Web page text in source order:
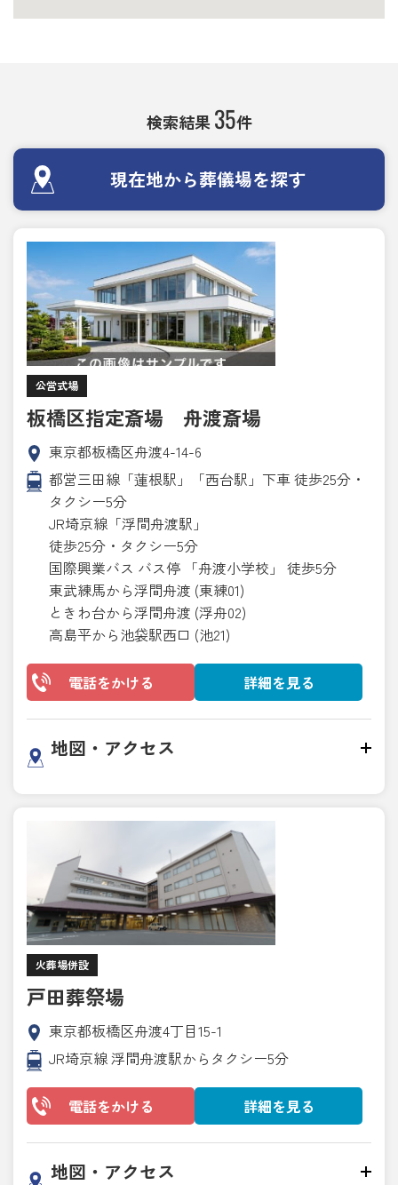
検索結果 35件
現在地から葬儀場を探す
公営式場
板橋区指定斎場 舟渡斎場
東京都板橋区舟渡4-14-6
都営三田線「蓮根駅」「西台駅」下車 徒歩25分・
タクシー5分
JR埼京線「浮間舟渡駅」
徒歩25分・タクシー5分
国際興業バス バス停 「舟渡小学校」 徒歩5分
東武練馬から浮間舟渡 (東練01)
ときわ台から浮間舟渡 (浮舟02)
高島平から池袋駅西口 (池21)
電話をかける 詳細を見る
地図・アクセス
火葬場併設
戸田葬祭場
東京都板橋区舟渡4丁目15-1
JR埼京線 浮間舟渡駅からタクシー5分
電話をかける 詳細を見る
地図・アクセス